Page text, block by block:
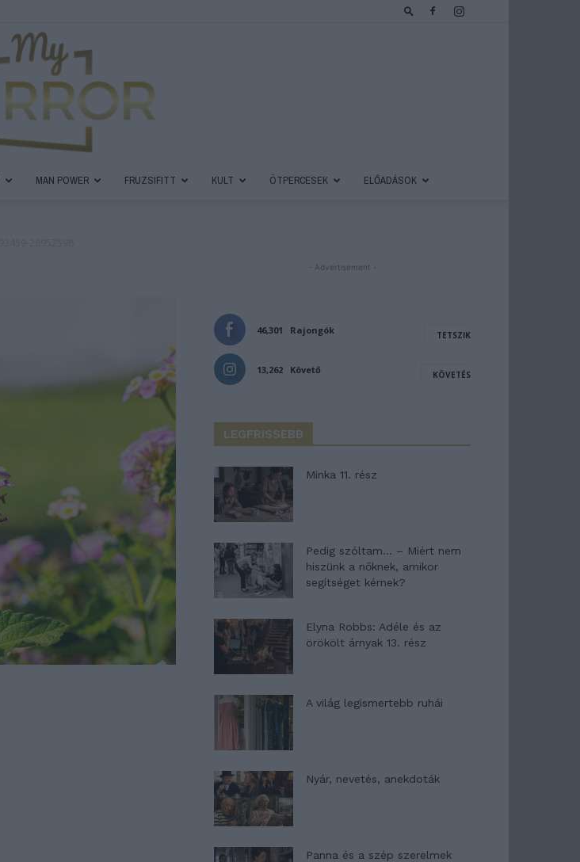
MAN POWER FRUZSIFITT KULT ÖTPERCESEK ELŐADÁSOK
- Advertisement -
46,301 Rajongók TETSZIK
13,262 Követő KÖVETÉS
LEGFRISSEBB
Minka 11. rész
Pedig szóltam… – Miért nem
hiszünk a nőknek, amikor
segítséget kérnek?
Elyna Robbs: Adéle és az
örökölt árnyak 13. rész
A világ legismertebb ruhái
Nyár, nevetés, anekdoták
Panna és a szép szerelmek